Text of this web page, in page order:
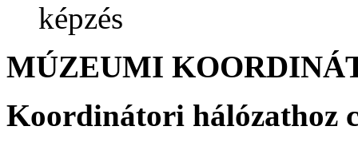
képzés
MÚZEUMI
Koordinátori hálózathoz